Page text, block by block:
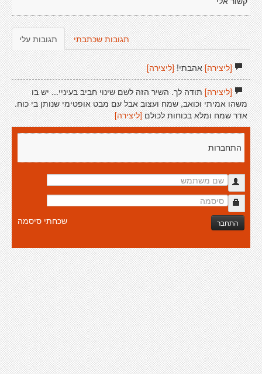
תגובות עלי תגובות שכתבתי
[ליצירה]אהבתי! [ליצירה]
[ליצירה]תודה לך. השיר הזה לשם שינוי חביב בעיניי... יש בו
משהו אמיתי וכואב, שמח ועצוב אבל עם מבט אופטימי שנותן בי כוח.
אדר שמח ומלא בכוחות לכולם [ליצירה]
התחברות
התחבר שכחתי סיסמה